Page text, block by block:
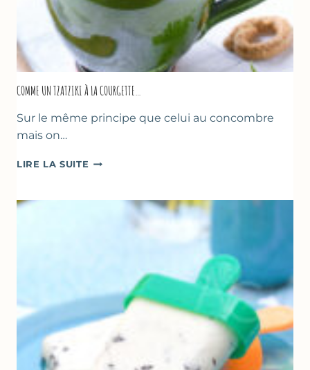
COMME UN TZATZIKI À LA COURGETTE…
Sur le même principe que celui au concombre
mais on…
LIRE LA SUITE COMME
À
COURGETTE…